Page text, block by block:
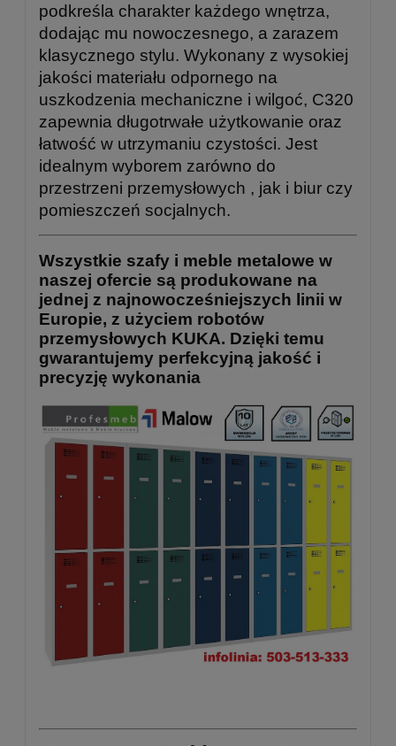
podkreśla charakter każdego wnętrza,
dodając mu nowoczesnego, a zarazem
klasycznego stylu. Wykonany z wysokiej
jakości materiału odpornego na
uszkodzenia mechaniczne i wilgoć, C320
zapewnia długotrwałe użytkowanie oraz
łatwość w utrzymaniu czystości. Jest
idealnym wyborem zarówno do
przestrzeni przemysłowych , jak i biur czy
pomieszczeń socjalnych.
Wszystkie szafy i meble metalowe w
naszej ofercie są produkowane na
jednej z najnowocześniejszych linii w
Europie, z użyciem robotów
przemysłowych KUKA. Dzięki temu
gwarantujemy perfekcyjną jakość i
precyzję wykonania